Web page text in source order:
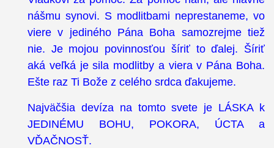
nášmu synovi. S modlitbami neprestaneme, vo
viere v jediného Pána Boha samozrejme tiež
nie. Je mojou povinnosťou šíriť to ďalej. Šíriť
aká veľká je sila modlitby a viera v Pána Boha.
Ešte raz Ti Bože z celého srdca ďakujeme.
Najväčšia devíza na tomto svete je LÁSKA k
JEDINÉMU BOHU, POKORA, ÚCTA a
VĎAČNOSŤ.